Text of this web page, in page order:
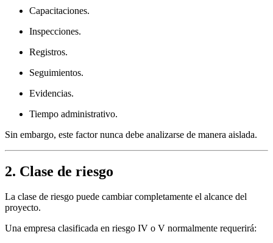
Capacitaciones.
Inspecciones.
Registros.
Seguimientos.
Evidencias.
Tiempo administrativo.
Sin embargo, este factor nunca debe analizarse de manera aislada.
2. Clase de riesgo
La clase de riesgo puede cambiar completamente el alcance del
proyecto.
Una empresa clasificada en riesgo IV o V normalmente requerirá: